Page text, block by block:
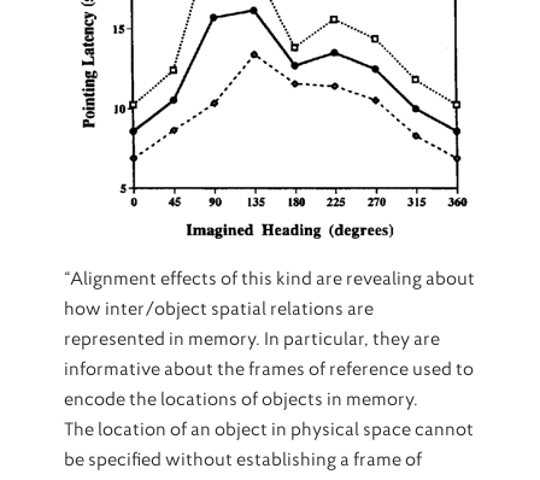
“Alignment effects of this kind are revealing about
how inter/object spatial relations are
represented in memory. In particular, they are
informative about the frames of reference used to
encode the locations of objects in memory.
The location of an object in physical space cannot
be specified without establishing a frame of